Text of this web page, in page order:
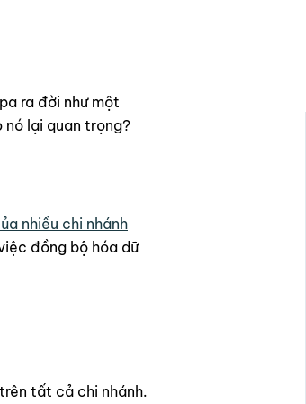
ra đời như một
nó lại quan trọng?
nhiều chi nhánh
đồng bộ hóa dữ
tất cả chi nhánh.